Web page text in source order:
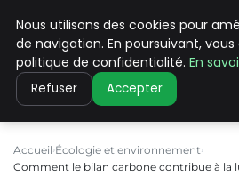
CLIMATE C
Accueil Écologie et environnement
Comment le bilan carbone contribue à la
Nous utilisons des cookies pour
de navigation. En poursuivant,
politique de confidentialité. En
Refuser Accepter